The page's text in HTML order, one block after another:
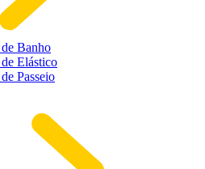
Banho
Elástico
Passeio